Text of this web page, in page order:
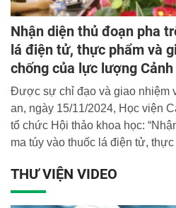
Nhận diện thủ đoạn pha
lá điện tử, thực phẩm và
chống của lực lượng
Được sự chỉ đạo và giao nhiệm
an, ngày 15/11/2024, Học viện
tổ chức Hội thảo khoa học:
ma túy vào thuốc lá điện tử,
điều tra tội phạm về ma túy”
tướng, TS Chử Văn Dũng, Phó
THƯ VIỆN VIDEO